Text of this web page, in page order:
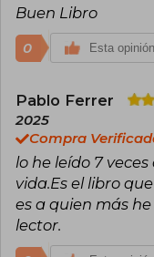
Buen Libro
0 Esta
Pablo Ferrer
2025
Compra
lo he leído 7
vida.Es el libro
es a quien más he
lector.